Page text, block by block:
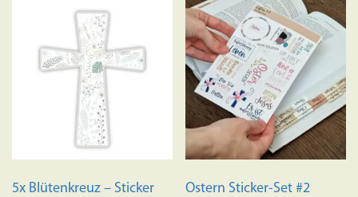
5x Blütenkreuz – Sticker Ostern Sticker-Set #2